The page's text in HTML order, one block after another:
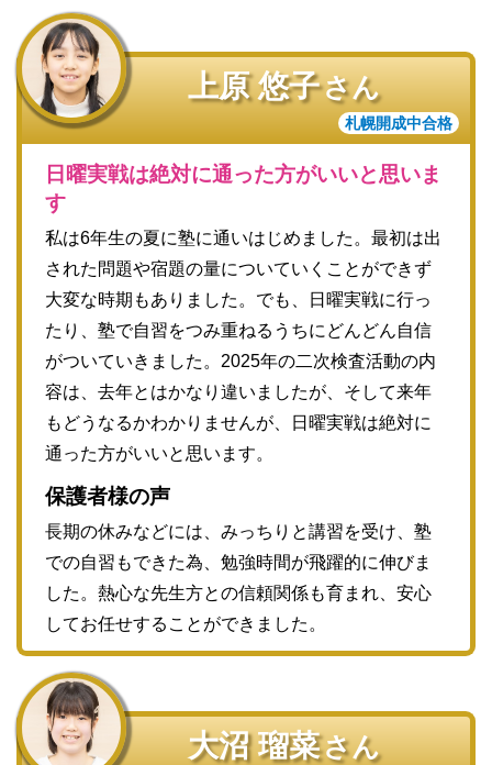
上原 悠子さん
札幌開成中合格
日曜実戦は絶対に通った方がいいと思いま
す
私は6年生の夏に塾に通いはじめました。最初は出
された問題や宿題の量についていくことができず
大変な時期もありました。でも、日曜実戦に行っ
たり、塾で自習をつみ重ねるうちにどんどん自信
がついていきました。2025年の二次検査活動の内
容は、去年とはかなり違いましたが、そして来年
もどうなるかわかりませんが、日曜実戦は絶対に
通った方がいいと思います。
保護者様の声
長期の休みなどには、みっちりと講習を受け、塾
での自習もできた為、勉強時間が飛躍的に伸びま
した。熱心な先生方との信頼関係も育まれ、安心
してお任せすることができました。
大沼 瑠菜さん